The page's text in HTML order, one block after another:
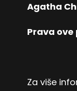
Agatha
Prava
Za više